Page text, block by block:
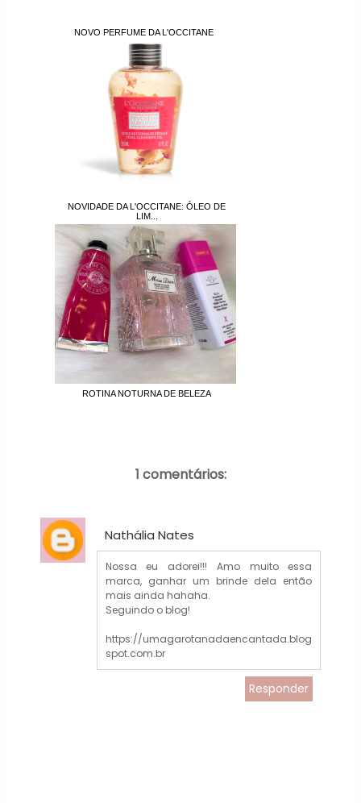
NOVO PERFUME DA L'OCCITANE
NOVIDADE DA L'OCCITANE: ÓLEO DE
LIM...
ROTINA NOTURNA DE BELEZA
1 comentários:
Nathália Nates
Nossa eu adorei!!! Amo muito essa
marca, ganhar um brinde dela então
mais ainda hahaha.
Seguindo o blog!
https://umagarotanadaencantada.blog
spot.com.br
Responder